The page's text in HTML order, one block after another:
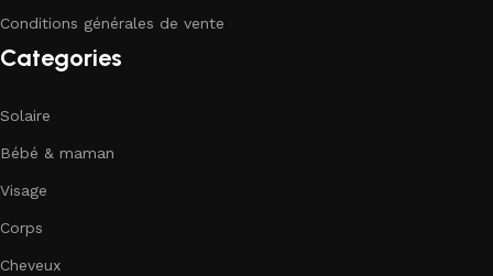
Conditions générales de vente
Categories
Solaire
Bébé & maman
Visage
Corps
Cheveux